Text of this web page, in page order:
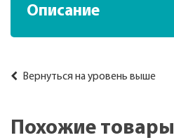
Описание
Вернуться на уровень выше
Похожие товары